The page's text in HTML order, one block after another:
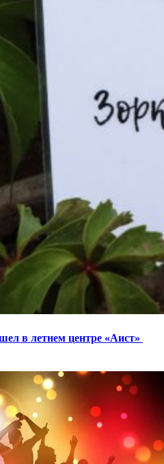
в летнем центре «Аист»